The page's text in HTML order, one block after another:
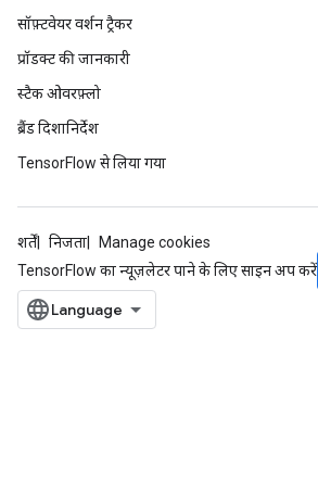
सॉफ़्टवेयर वर्शन ट्रैकर
प्रॉडक्ट की जानकारी
स्टैक ओवरफ़्लो
ब्रैंड दिशानिर्देश
TensorFlow से लिया गया
शर्तें निजता
Manage cookies
TensorFlow का न्यूज़लेटर पाने के लिए साइन अप करें